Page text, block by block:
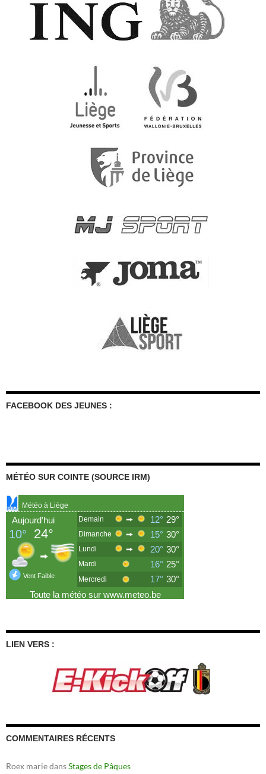
FACEBOOK DES JEUNES :
MÉTÉO SUR COINTE (SOURCE IRM)
LIEN VERS :
COMMENTAIRES RÉCENTS
Roex mariedansStages de Pâques